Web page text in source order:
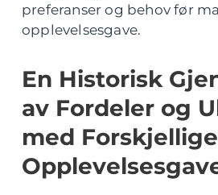
preferanser og behov før
opplevelsesgave.
En Historisk
av Fordeler og
med Forskjellige